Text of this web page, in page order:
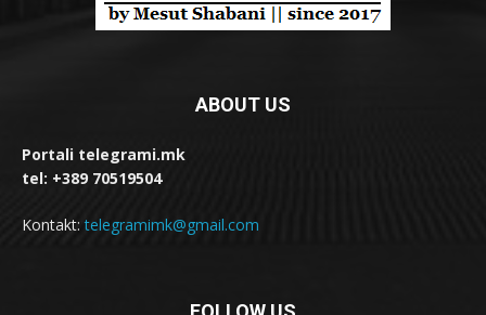
ABOUT US
Portali telegrami.mk
tel: +389 70519504
Kontakt:telegramimk@gmail.com